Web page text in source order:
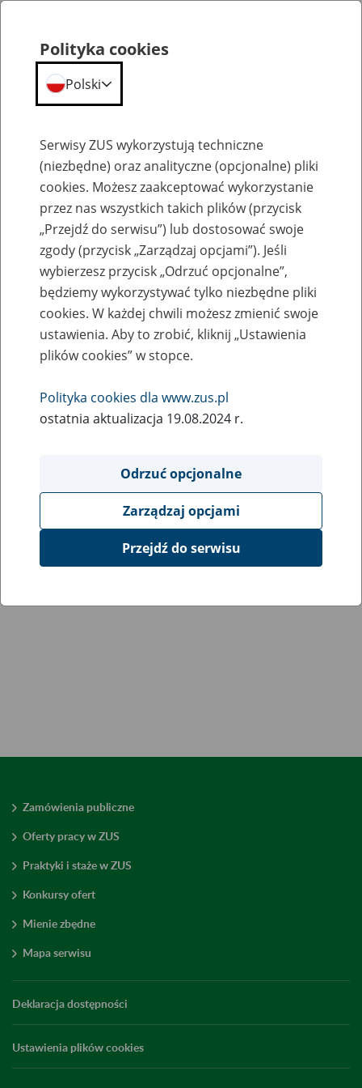
Przepraszamy,
podana strona nie została znaleziona.
Błąd 404
Przejdź do strony głównej
Zamówienia publiczne
Oferty pracy w ZUS
Praktyki i staże w ZUS
Konkursy ofert
Mienie zbędne
Mapa serwisu
Deklaracja dostępności
Ustawienia plików cookies
Polityka cookies
Polski
Serwisy ZUS wykorzystują techniczne
(niezbędne) oraz analityczne (opcjonalne) pliki
cookies. Możesz zaakceptować wykorzystanie
przez nas wszystkich takich plików (przycisk
„Przejdź do serwisu”) lub dostosować swoje
zgody (przycisk „Zarządzaj opcjami”). Jeśli
wybierzesz przycisk „Odrzuć opcjonalne”,
będziemy wykorzystywać tylko niezbędne pliki
cookies. W każdej chwili możesz zmienić swoje
ustawienia. Aby to zrobić, kliknij „Ustawienia
plików cookies” w stopce.
Polityka cookies dla www.zus.pl
ostatnia aktualizacja 19.08.2024 r.
Odrzuć opcjonalne
Zarządzaj opcjami
Przejdź do serwisu